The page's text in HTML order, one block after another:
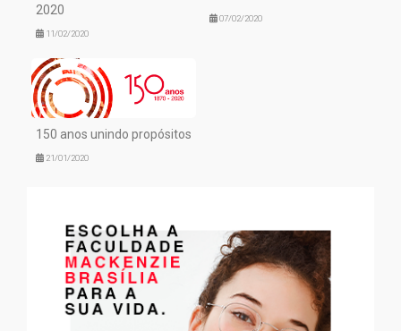
2020
11/02/2020
07/02/2020
150 anos unindo propósitos
21/01/2020